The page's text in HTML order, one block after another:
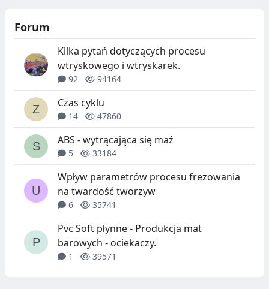
Forum
Kilka pytań dotyczących procesu
wtryskowego i wtryskarek.
92 94164
Czas cyklu
14 47860
ABS - wytrącająca się maź
5 33184
Wpływ parametrów procesu frezowania
na twardość tworzyw
6 35741
Pvc Soft płynne - Produkcja mat
barowych - ociekaczy.
1 39571